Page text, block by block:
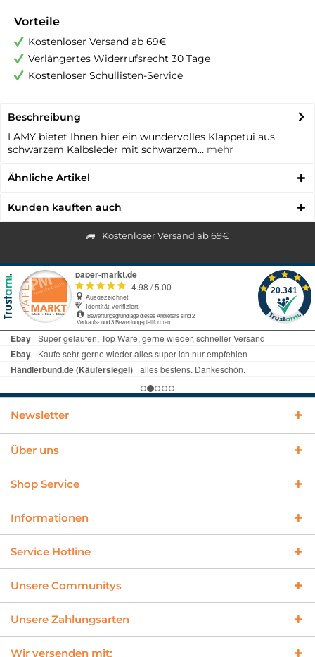
Vorteile
Kostenloser Versand ab 69€
Verlängertes Widerrufsrecht 30 Tage
Kostenloser Schullisten-Service
Beschreibung
LAMY bietet Ihnen hier ein wundervolles Klappetui aus
schwarzem Kalbsleder mit schwarzem... mehr
Ähnliche Artikel
Kunden kauften auch
Kostenloser Versand ab 69€
Newsletter
Über uns
Shop Service
Informationen
Service Hotline
Unsere Communitys
Unsere Zahlungsarten
Wir versenden mit: